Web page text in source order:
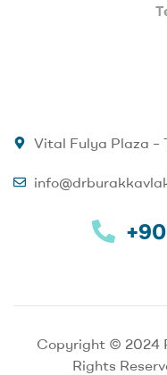
Vital Fulya Plaza –
Copyright © 2024
Rights